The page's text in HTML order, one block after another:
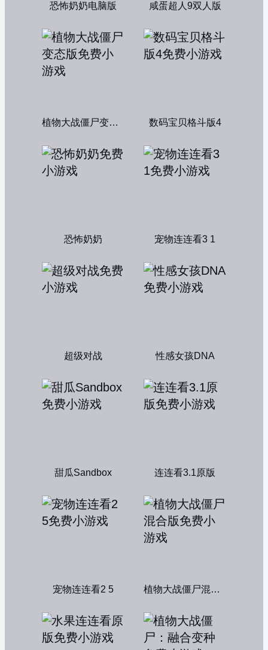
恐怖奶奶电脑版 咸蛋超人9双人版
植物大战僵尸变态版 数码宝贝格斗版4
恐怖奶奶 宠物连连看3 1
超级对战 性感女孩DNA
甜瓜Sandbox 连连看3.1原版
宠物连连看2 5 植物大战僵尸混合版